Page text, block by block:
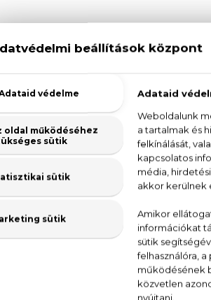
NŐI
Carolina Herrera Good Girl
EDP